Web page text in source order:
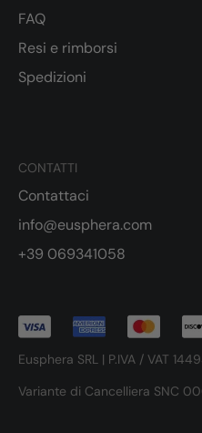
CONTATTI
Contattaci
info@eusphera.com
+39 069341058
FAQ
Resi e rimborsi
Spedizioni
Eusphera SRL | P.IVA / VAT
Variante di Cancelliera SNC